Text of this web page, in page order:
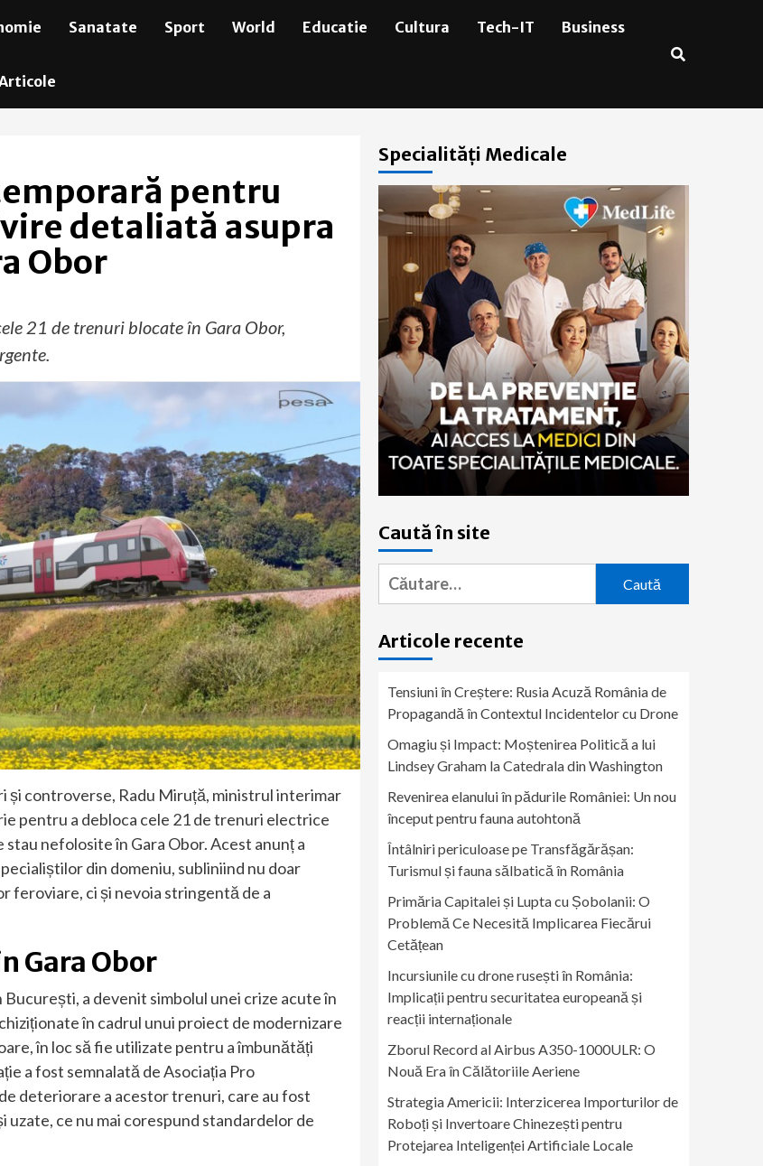
Sanatate Sport World Educatie Cultura Tech-IT Business
pentru
detaliată asupra
Obor
21 de trenuri blocate în Gara Obor,
și controverse, Radu Miruță, ministrul interimar
pentru a debloca cele 21 de trenuri electrice
nefolosite în Gara Obor. Acest anunț a
din domeniu, subliniind nu doar
feroviare, ci și nevoia stringentă de a
Gara Obor
a devenit simbolul unei crize acute în
în cadrul unui proiect de modernizare
în loc să fie utilizate pentru a îmbunătăți
a fost semnalată de Asociația Pro
deteriorare a acestor trenuri, care au fost
ce nu mai corespund standardelor de
Specialități Medicale
Caută în site
Caută
după:
Articole recente
Tensiuni în Creștere: Rusia Acuză România de
Propagandă în Contextul Incidentelor cu Drone
Omagiu și Impact: Moștenirea Politică a lui
Lindsey Graham la Catedrala din Washington
Revenirea elanului în pădurile României: Un nou
început pentru fauna autohtonă
Întâlniri periculoase pe Transfăgărășan:
Turismul și fauna sălbatică în România
Primăria Capitalei și Lupta cu Șobolanii: O
Problemă Ce Necesită Implicarea Fiecărui
Cetățean
Incursiunile cu drone rusești în România:
Implicații pentru securitatea europeană și
reacții internaționale
Zborul Record al Airbus A350-1000ULR: O
Nouă Era în Călătoriile Aeriene
Strategia Americii: Interzicerea Importurilor de
Roboți și Invertoare Chinezești pentru
Protejarea Inteligenței Artificiale Locale